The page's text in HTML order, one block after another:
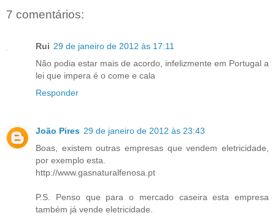
7 comentários:
Rui 29 de janeiro de 2012 às 17:11
Não podia estar mais de acordo, infelizmente em Portugal a
lei que impera é o come e cala
Responder
João Pires 29 de janeiro de 2012 às 23:43
Boas, existem outras empresas que vendem eletricidade,
por exemplo esta.
http://www.gasnaturalfenosa.pt
P.S. Penso que para o mercado caseira esta empresa
também já vende eletricidade.